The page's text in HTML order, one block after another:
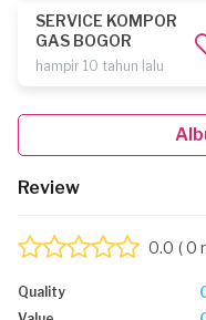
SERVICE KOMPOR
GAS BOGOR
hampir 10 tahun lalu
Review
0.0 ( 0
Quality